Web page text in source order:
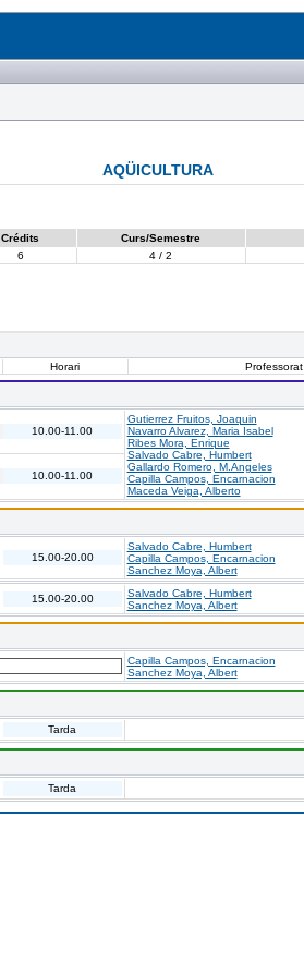
AQÜICULTURA
Crédits Curs/Semestre
6 4 / 2
Horari Professorat
10.00-11.00
Gutierrez Fruitos, Joaquin
Navarro Alvarez, Maria Isabel
Ribes Mora, Enrique
Salvado Cabre, Humbert
Gallardo Romero, M.Angeles
Capilla Campos, Encarnacion
Maceda Veiga, Alberto
10.00-11.00
15.00-20.00
Salvado Cabre, Humbert
Capilla Campos, Encarnacion
Sanchez Moya, Albert
15.00-20.00
Salvado Cabre, Humbert
Sanchez Moya, Albert
Capilla Campos, Encarnacion
Sanchez Moya, Albert
Tarda
Tarda